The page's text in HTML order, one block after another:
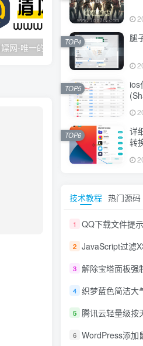
资源白嫖网-唯一的资源技术教程_白嫖之家与我共奋
腿
TOP4
ios
果
TOP5
详
转
TOP6
技术教程 热门源码
1 QQ下载文件提示安全检查
2 JavaScript过滤
3 解除宝塔面板强
4 织梦蓝色简洁大气电
5 腾讯云轻量级按
6 WordPress添加鼠